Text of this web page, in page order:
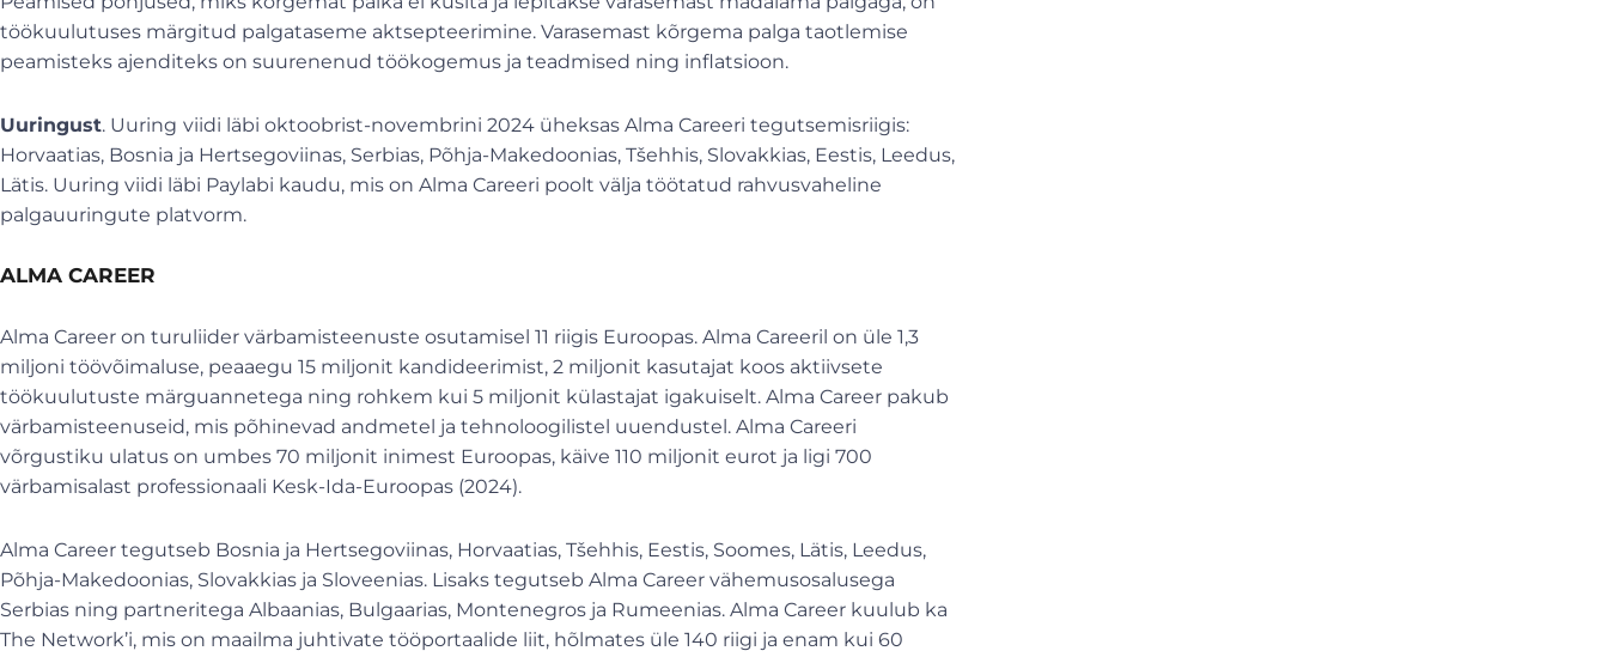
töökuulutuses märgitud palgataseme aktsepteerimine. Varasemast kõrgema palga taotlemise
peamisteks ajenditeks on suurenenud töökogemus ja teadmised ning inflatsioon.
Uuringust. Uuring viidi läbi oktoobrist-novembrini 2024 üheksas Alma Careeri tegutsemisriigis:
Horvaatias, Bosnia ja Hertsegoviinas, Serbias, Põhja-Makedoonias, Tšehhis, Slovakkias, Eestis, Leedus,
Lätis. Uuring viidi läbi Paylabi kaudu, mis on Alma Careeri poolt välja töötatud rahvusvaheline
palgauuringute platvorm.
ALMA CAREER
Alma Career on turuliider värbamisteenuste osutamisel 11 riigis Euroopas. Alma Careeril on üle 1,3
miljoni töövõimaluse, peaaegu 15 miljonit kandideerimist, 2 miljonit kasutajat koos aktiivsete
töökuulutuste märguannetega ning rohkem kui 5 miljonit külastajat igakuiselt. Alma Career pakub
värbamisteenuseid, mis põhinevad andmetel ja tehnoloogilistel uuendustel. Alma Careeri
võrgustiku ulatus on umbes 70 miljonit inimest Euroopas, käive 110 miljonit eurot ja ligi 700
värbamisalast professionaali Kesk-Ida-Euroopas (2024).
Alma Career tegutseb Bosnia ja Hertsegoviinas, Horvaatias, Tšehhis, Eestis, Soomes, Lätis, Leedus,
Põhja-Makedoonias, Slovakkias ja Sloveenias. Lisaks tegutseb Alma Career vähemusosalusega
Serbias ning partneritega Albaanias, Bulgaarias, Montenegros ja Rumeenias. Alma Career kuulub ka
The Network’i, mis on maailma juhtivate tööportaalide liit, hõlmates üle 140 riigi ja enam kui 60